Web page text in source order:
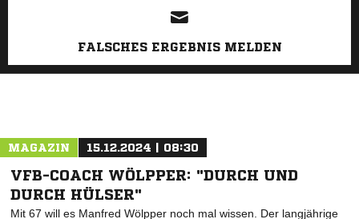
FALSCHES ERGEBNIS MELDEN
MAGAZIN 15.12.2024 | 08:30
VFB-COACH WÖLPPER: "DURCH UND
DURCH HÜLSER"
Mit 67 will es Manfred Wölpper noch mal wissen. Der langjährige